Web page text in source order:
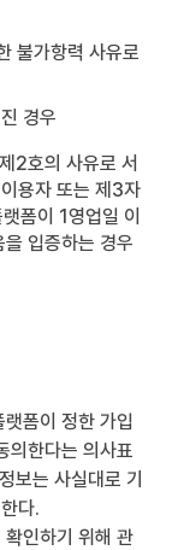
불가항력 사유로
경우
2호의 사유로 서
용자 또는 제3자
폼이 1영업일 이
입증하는 경우
폼이 정한 가입
의한다는 의사표
보는 사실대로 기
다.
인하기 위해 관